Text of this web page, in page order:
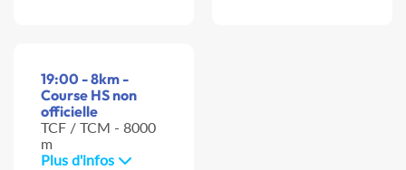
19:00 - 8km -
Course HS non
officielle
TCF / TCM - 8000
m
Plus d'infos